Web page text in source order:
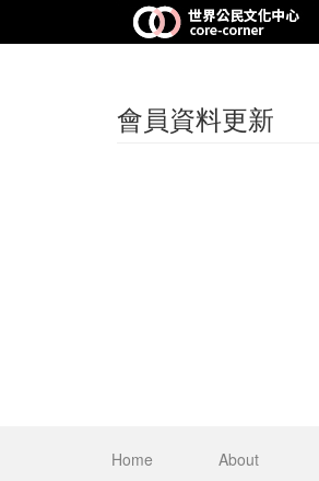
會員資料更新
Home About